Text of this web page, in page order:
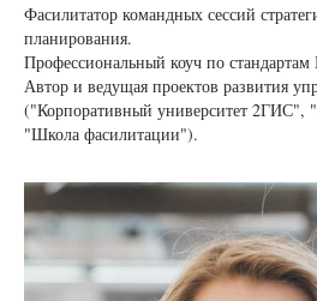
Фасилитатор командных сессий
планирования.
Профессиональный коуч по стандартам
Автор и ведущая проектов развития
("Корпоративный университет
"Школа фасилитации").